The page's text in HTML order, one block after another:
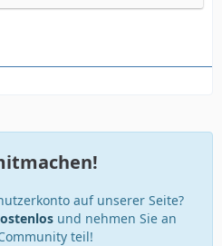
auf unserer Seite?
und nehmen Sie an
teil!